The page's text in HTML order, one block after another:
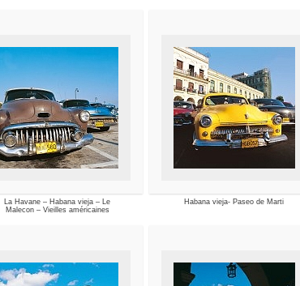
La Havane – Habana vieja – Le
Malecon – Vieilles américaines
Habana vieja- Paseo de Marti